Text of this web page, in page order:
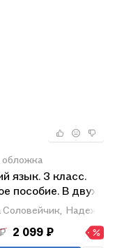
обложка
язык. 3 класс.
пособие. В двух
Часть 1
Надежда
2 099 ₽